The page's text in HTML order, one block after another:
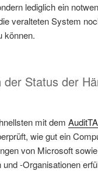
lediglich ein
veralteten System
können.
der Status der
mit dem
wie gut ein
von Microsoft
-Organisationen